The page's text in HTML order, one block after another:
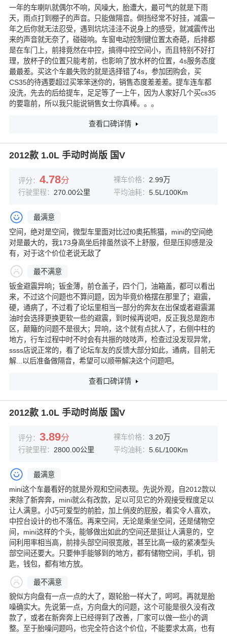
一年的车喇叭就偶尔不响，风噪大，胎遭大，最可气的就是下雨
天，雨点打到棚子的声音。只能做隔音。倒挡经常不好挂，减震一
年之后你就无法忍受，遇到坑坑洼洼不说身上的感受，就减震传出
来的声音就无奈了，碰碰响。车窗电动控制键位置太奇葩，后排都
是在车门上，前排竟然在中控，搞得中控空间小，而且特别不好打
理，放杯子的位置只能考前，也影响了放水杯的位置，4s服务态度
最最差。买这个车最失败的就是选择错了4s，参加团购会，买
CS35的待遇要超过买笨笨迷你的，销售态度差差差。提车连车都
没洗，先去的后给提车，足足等了一上午，因为人家好几个买cs35
的要靠前，所以我只能说销售女士你真棒。。。
查看口碑详情
2012款 1.0L 手动时尚版 国V
评分： 4.78分 裸车价格： 2.99万
行驶里程： 270.00公里 平均油耗： 5.5L/100Km
最满意
空间，绝对是空间，微型车里面对比过f0奥拓熊猫，mini的空间绝
对是最大的，我173身高坐后排虽然谈不上舒服，但是压抑感是没
有，对于这个价位老说无敌了
最不满意
钣金避震异响；钣金薄，前仓盖子，四个门，油箱盖，都可以看出
来，不过这个问题也不算问题，因为毕竟价格摆在那里了；避震，
硬，通病了，不过看了论坛里相当一部分的奔友在出保或者避震漏
油时会选择更换更软一些的避震，到时候再说吧，反正我总是跑市
区，颠簸的问题不是很大；异响，这个就有点扰人了，右侧中柱的
地方，行车过程中时不时会有共振的吱吱声，检查过没发现异常，
ssss店说正常的，看了论坛车友的反馈大部分如此，通病，目前无
解...以后准备做隔音，希望可以顺带解决这个问题吧。
查看口碑详情
2012款 1.0L 手动时尚版 国V
评分： 3.89分 裸车价格： 3.20万
行驶里程： 2800.00公里 平均油耗： 5.6L/100Km
最满意
mini这个车最看好的就是外观和空间表现。先说外观，自2012款以
来除了新奔奔，mini就么有改款，足以可见它的外观接受程度足以
让人满意。小巧可爱型的前脸，加上俏皮的屁股，着实令人喜欢，
中控台设计的也不落伍。再来空间，无论是乘坐空间，还是储物空
间，mini这样的个头，能够做出如此的空间还是挺让人满意的，空
间利用率相当高，前排头部空间很宽敞，甚至比高一级的紧凑型头
部空间还要大。只要伸手能够到的地方，都有储物空间，手机，钥
匙，钱包，都有地方放。
最不满意
貌似方向盘有一点一点的大了，跟轮胎一样大了，呵呵。再就是胎
噪确实大。先说第一点，方向盘大的问题，这个可能是很久没有改
款了，或者在新奔奔上已经得到了改善，厂家可以做一些小的调
整。至于胎噪问题吗，也完全符合这个价位，不能要求太高，也有